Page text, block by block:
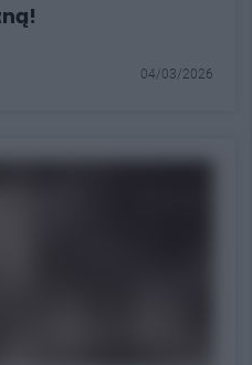
04/03/2026